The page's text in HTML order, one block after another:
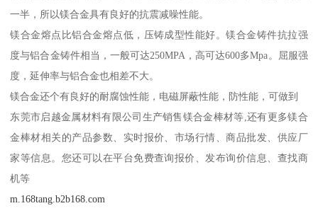
一半，所以镁合金具有良好的抗震减噪性能。
镁合金熔点比铝合金熔点低，压铸成型性能好。镁合金铸件抗拉强
度与铝合金铸件相当，一般可达250MPA，高可达600多Mpa。屈服强
度，延伸率与铝合金也相差不大。
镁合金还个有良好的耐腐蚀性能，电磁屏蔽性能，防性能，可做到
东莞市启越金属材料有限公司生产销售镁合金棒材等,还有更多镁合
金棒材相关的产品参数、实时报价、市场行情、商品批发、供应厂
家等信息。您还可以在平台免费查询报价、发布询价信息、查找商
机等
m.168tang.b2b168.com